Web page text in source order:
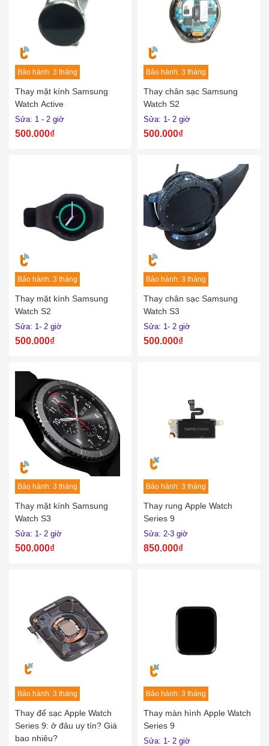
Bảo hành: 3 tháng
Thay mặt kính Samsung
Watch Active
Sửa: 1 - 2 giờ
500.000₫
Bảo hành: 3 tháng
Thay chân sạc Samsung
Watch S2
Sửa: 1- 2 giờ
500.000₫
Bảo hành: 3 tháng
Thay mặt kính Samsung
Watch S2
Sửa: 1- 2 giờ
500.000₫
Bảo hành: 3 tháng
Thay chân sạc Samsung
Watch S3
Sửa: 1- 2 giờ
500.000₫
Bảo hành: 3 tháng
Thay mặt kính Samsung
Watch S3
Sửa: 1- 2 giờ
500.000₫
Bảo hành: 3 tháng
Thay rung Apple Watch
Series 9
Sửa: 2-3 giờ
850.000₫
Bảo hành: 3 tháng
Thay đế sạc Apple Watch
Series 9: ở đâu uy tín? Giá
bao nhiêu?
Bảo hành: 3 tháng
Thay màn hình Apple Watch
Series 9
Sửa: 1- 2 giờ